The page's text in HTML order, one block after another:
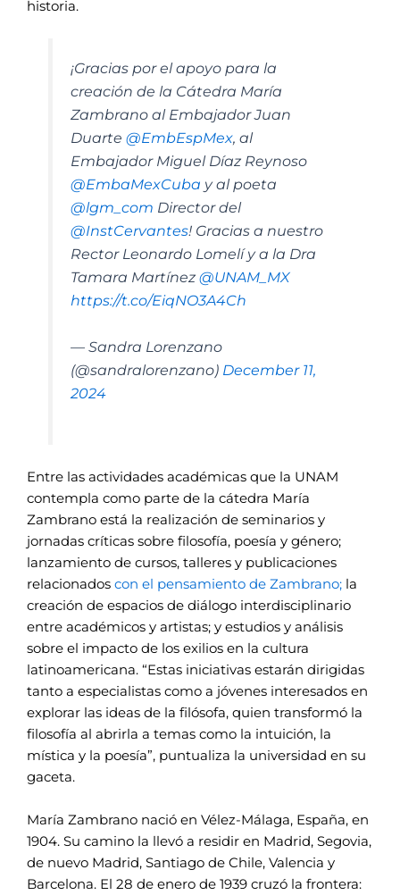
historia.
¡Gracias por el apoyo para la
creación de la Cátedra María
Zambrano al Embajador Juan
Duarte@EmbEspMex, al
Embajador Miguel Díaz Reynoso
@EmbaMexCuba y al poeta
@lgm_com Director del
@InstCervantes! Gracias a nuestro
Rector Leonardo Lomelí y a la Dra
Tamara Martínez@UNAM_MX
https://t.co/EiqNO3A4Ch
— Sandra Lorenzano
(@sandralorenzano) December 11,
2024
Entre las actividades académicas que la UNAM
contempla como parte de la cátedra María
Zambrano está la realización de seminarios y
jornadas críticas sobre filosofía, poesía y género;
lanzamiento de cursos, talleres y publicaciones
relacionados con el pensamiento de Zambrano; la
creación de espacios de diálogo interdisciplinario
entre académicos y artistas; y estudios y análisis
sobre el impacto de los exilios en la cultura
latinoamericana. “Estas iniciativas estarán dirigidas
tanto a especialistas como a jóvenes interesados en
explorar las ideas de la filósofa, quien transformó la
filosofía al abrirla a temas como la intuición, la
mística y la poesía”, puntualiza la universidad en su
gaceta.
María Zambrano nació en Vélez-Málaga, España, en
1904. Su camino la llevó a residir en Madrid, Segovia,
de nuevo Madrid, Santiago de Chile, Valencia y
Barcelona. El 28 de enero de 1939 cruzó la frontera: